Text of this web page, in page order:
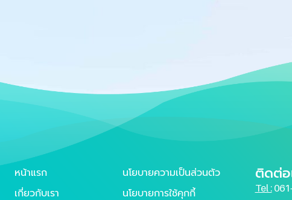
หน้าแรก
เกี่ยวกับเรา
นโยบายความเป็นส่วนตัว
นโยบายการใช้คุกกี้
ติดต่อ
Tel :